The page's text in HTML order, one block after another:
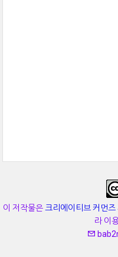
이 저작물은크리에이티브 커먼
라 이